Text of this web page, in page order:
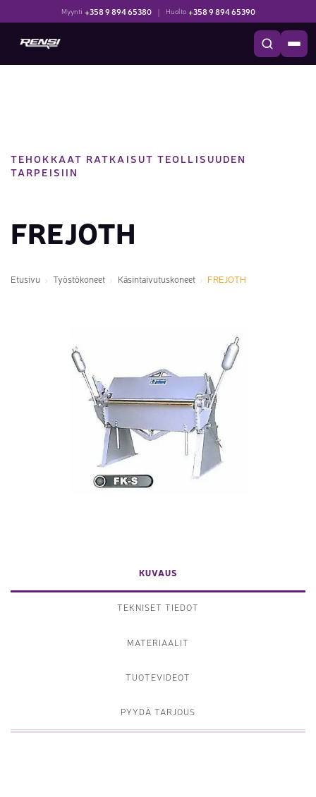
Myynti +358 9 894 65380 | Huolto +358 9 894 65390
TEHOKKAAT RATKAISUT TEOLLISUUDEN
TARPEISIIN
FREJOTH
Etusivu Työstökoneet Käsintaivutuskoneet FREJOTH
KUVAUS
TEKNISET TIEDOT
MATERIAALIT
TUOTEVIDEOT
PYYDÄ TARJOUS